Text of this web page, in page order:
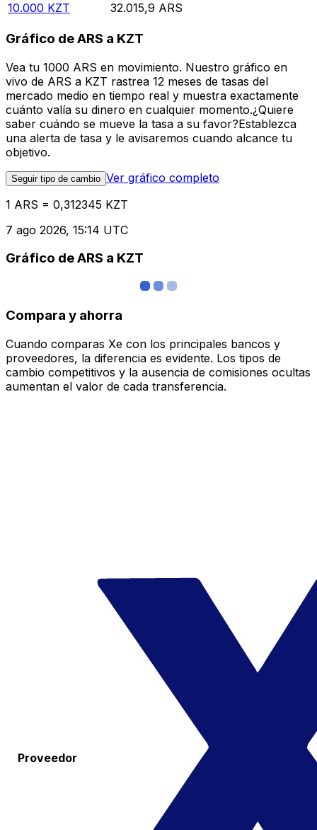
10.000 KZT 32.015,9 ARS
Gráfico de ARS a KZT
Vea tu 1000 ARS en movimiento. Nuestro gráfico en
vivo de ARS a KZT rastrea 12 meses de tasas del
mercado medio en tiempo real y muestra exactamente
cuánto valía su dinero en cualquier momento.¿Quiere
saber cuándo se mueve la tasa a su favor?Establezca
una alerta de tasa y le avisaremos cuando alcance tu
objetivo.
Seguir tipo de cambio Ver gráfico completo
1 ARS = 0,312345 KZT
7 ago 2026, 15:14 UTC
Gráfico de ARS a KZT
Compara y ahorra
Cuando comparas Xe con los principales bancos y
proveedores, la diferencia es evidente. Los tipos de
cambio competitivos y la ausencia de comisiones ocultas
aumentan el valor de cada transferencia.
Proveedor